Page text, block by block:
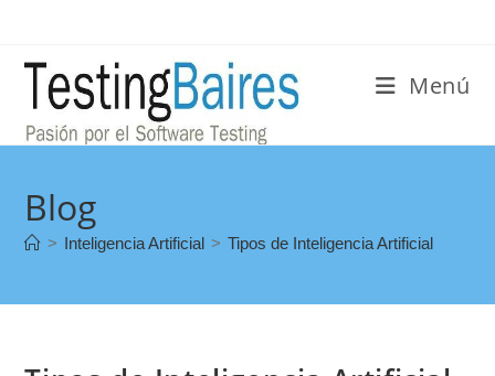
Menú
Blog
> Inteligencia Artificial > Tipos de Inteligencia Artificial